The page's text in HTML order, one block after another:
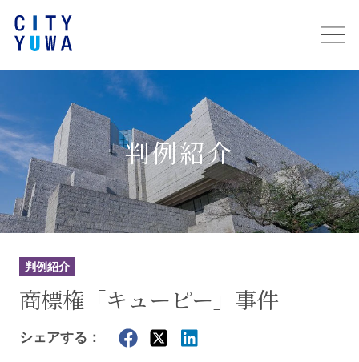
判例紹介
判例紹介
商標権「キューピー」事件
シェアする：